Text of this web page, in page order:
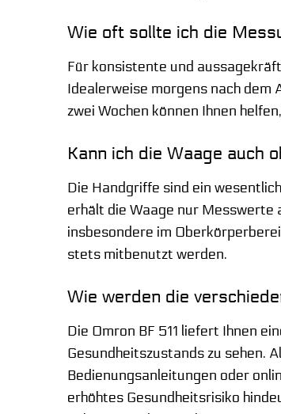
Wie oft sollte ich die
Für konsistente und
Idealerweise morgens nach dem
zwei Wochen können Ihnen
Kann ich die Waage auch
Die Handgriffe sind ein
erhält die Waage nur Messwerte
insbesondere im
stets mitbenutzt werden.
Wie werden die
Die Omron BF 511 liefert Ihnen
Gesundheitszustands zu sehen.
Bedienungsanleitungen oder
erhöhtes Gesundheitsrisiko